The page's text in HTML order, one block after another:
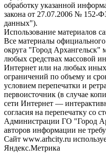
обработку указанной
закона от 27.07.2006 № 152-
данных").
Использование материалов
Все материалы
округа "Город Архангельск"
любых средствах массовой
Интернет или на любых иных
ограничений по объему и
условием перепечатки и
первоисточник (в случае
сети Интернет —
согласия на перепечатку со
Администрации ГО "Город
авторов информации не
Сайт www.arhcity.ru
Яндекс.Метрика